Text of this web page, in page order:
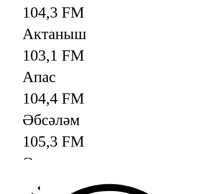
104,3 FM
Актаныш
103,1 FM
Апас
104,4 FM
Әбсәләм
105,3 FM
Әлмәт
92,9 FM